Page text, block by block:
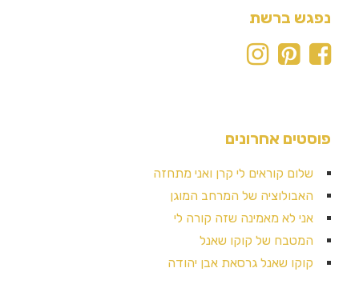
נפגש ברשת
פוסטים אחרונים
שלום קוראים לי קרן ואני מתחזה
האבולוציה של המרחב המוגן
אני לא מאמינה שזה קורה לי
המטבח של קוקו שאנל
קוקו שאנל גרסאת אבן יהודה